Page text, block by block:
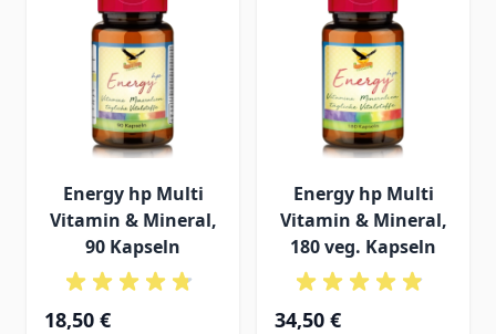
Energy hp Multi
Vitamin & Mineral,
90 Kapseln
18,50 €
Energy hp Multi
Vitamin & Mineral,
180 veg. Kapseln
34,50 €